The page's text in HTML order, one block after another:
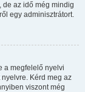
de az idő még mindig
egy adminisztrátort.
a megfelelő nyelvi
Kérd meg az
viszont még